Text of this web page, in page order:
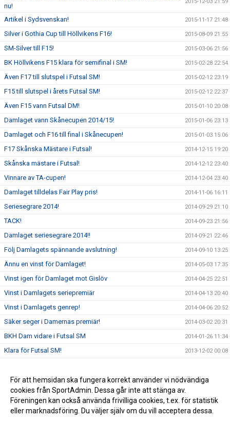
nu!
Artikel i Sydsvenskan! 2015-11-17 21:48
Silver i Gothia Cup till Höllvikens F16! 2015-08-09 21:55
SM-Silver till F15! 2015-03-06 21:56
BK Höllvikens F15 klara för semifinal i SM! 2015-02-28 22:54
Även F17 till slutspel i Futsal SM! 2015-02-12 23:19
F15 till slutspel i årets Futsal SM! 2015-02-12 22:37
Även F15 vann Futsal DM! 2015-01-10 20:08
Damlaget vann Skånecupen 2014/15! 2015-01-06 23:13
Damlaget och F16 till final i Skånecupen! 2015-01-03 15:06
F17 Skånska Mästare i Futsal! 2014-12-15 19:20
Skånska mästare i Futsal! 2014-12-12 23:40
Vinnare av TA-cupen! 2014-12-04 23:40
Damlaget tilldelas Fair Play pris! 2014-11-06 16:11
Seriesegrare 2014! 2014-09-29 21:10
TACK! 2014-09-23 21:56
Damlaget seriesegrare 2014!! 2014-09-21 22:46
Följ Damlagets spännande avslutning! 2014-09-10 13:25
Ännu en vinst för Damlaget! 2014-05-03 17:35
Vinst igen för Damlaget mot Gislöv 2014-04-25 22:51
Vinst i Damlagets seriepremiär 2014-04-13 20:40
Vinst i Damlagets genrep! 2014-04-06 20:52
Säker seger i Damernas premiär! 2014-03-02 20:31
BKH Dam vidare i Futsal SM 2014-01-26 11:34
Klara för Futsal SM! 2013-12-02 00:08
Vinst mot Råå IF!! 2013-09-07 21:29
Poäng mot Olympic! 2013-08-26 21:09
För att hemsidan ska fungera korrekt använder vi nödvändiga
cookies från SportAdmin. Dessa går inte att stänga av.
Föreningen kan också använda frivilliga cookies, t.ex. för statistik
eller marknadsföring. Du väljer själv om du vill acceptera dessa.